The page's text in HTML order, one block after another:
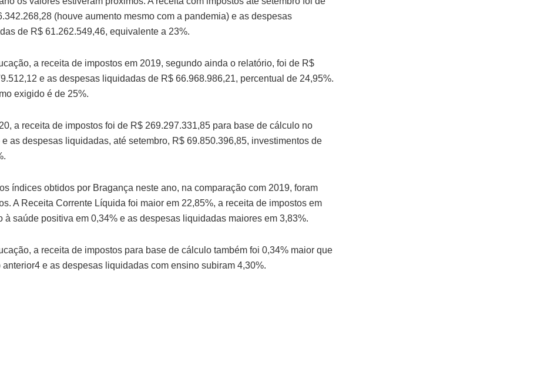
(houve aumento mesmo com a pandemia) e as despesas
de R$ 61.262.549,46, equivalente a 23%.
a receita de impostos em 2019, segundo ainda o relatório, foi de R$
e as despesas liquidadas de R$ 66.968.986,21, percentual de 24,95%.
exigido é de 25%.
a receita de impostos foi de R$ 269.297.331,85 para base de cálculo no
as despesas liquidadas, até setembro, R$ 69.850.396,85, investimentos de
índices obtidos por Bragança neste ano, na comparação com 2019, foram
A Receita Corrente Líquida foi maior em 22,85%, a receita de impostos em
à saúde positiva em 0,34% e as despesas liquidadas maiores em 3,83%.
a receita de impostos para base de cálculo também foi 0,34% maior que
anterior4 e as despesas liquidadas com ensino subiram 4,30%.